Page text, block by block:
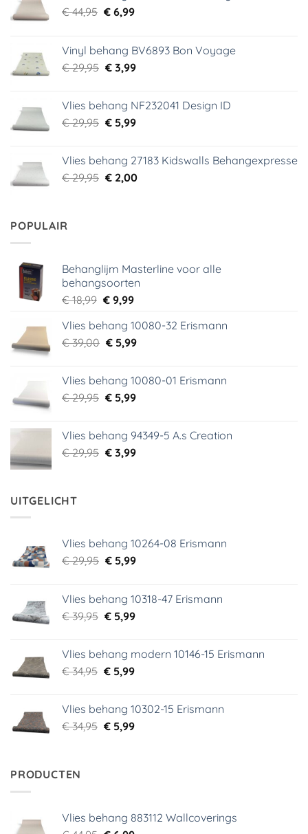
€44,95 Oorspronkelijke
€ 44,95.
€6,99Huidige
€ 6,99.
Vinyl behang BV6893 Bon Voyage
€29,95 Oorspronkelijke
€ 29,95.
€3,99Huidige
€ 3,99.
Vlies behang NF232041 Design ID
€29,95 Oorspronkelijke
€ 29,95.
€5,99Huidige
€ 5,99.
Vlies behang 27183 Kidswalls Behangexpresse
€29,95 Oorspronkelijke
€2,00Huidige
POPULAIR
Behanglijm Masterline voor alle
behangsoorten
€18,99 Oorspronkelijke
was:
€ 18,99.
€9,99Huidige
is:
€ 9,99.
Vlies behang 10080-32 Erismann
€39,00 Oorspronkelijke
€ 39,00.
€5,99Huidige
€ 5,99.
Vlies behang 10080-01 Erismann
€29,95 Oorspronkelijke
€ 29,95.
€5,99Huidige
€ 5,99.
Vlies behang 94349-5 A.s Creation
€29,95 Oorspronkelijke
€3,99Huidige
UITGELICHT
Vlies behang 10264-08 Erismann
€29,95 Oorspronkelijke
€ 29,95.
€5,99Huidige
€ 5,99.
Vlies behang 10318-47 Erismann
€39,95 Oorspronkelijke
€ 39,95.
€5,99Huidige
€ 5,99.
Vlies behang modern 10146-15 Erismann
€34,95 Oorspronkelijke
€ 34,95.
€5,99Huidige
€ 5,99.
Vlies behang 10302-15 Erismann
€34,95 Oorspronkelijke
€5,99Huidige
PRODUCTEN
Vlies behang 883112 Wallcoverings